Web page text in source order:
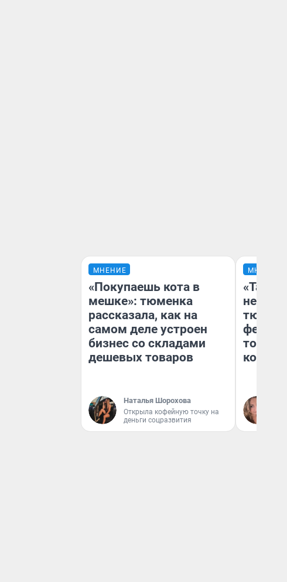
МНЕНИЕ
«Покупаешь кота в
мешке»: тюменка
рассказала, как на
самом деле устроен
бизнес со складами
дешевых товаров
Наталья Шорохова
Открыла кофейную точку на
деньги соцразвития
МНЕНИЕ
не